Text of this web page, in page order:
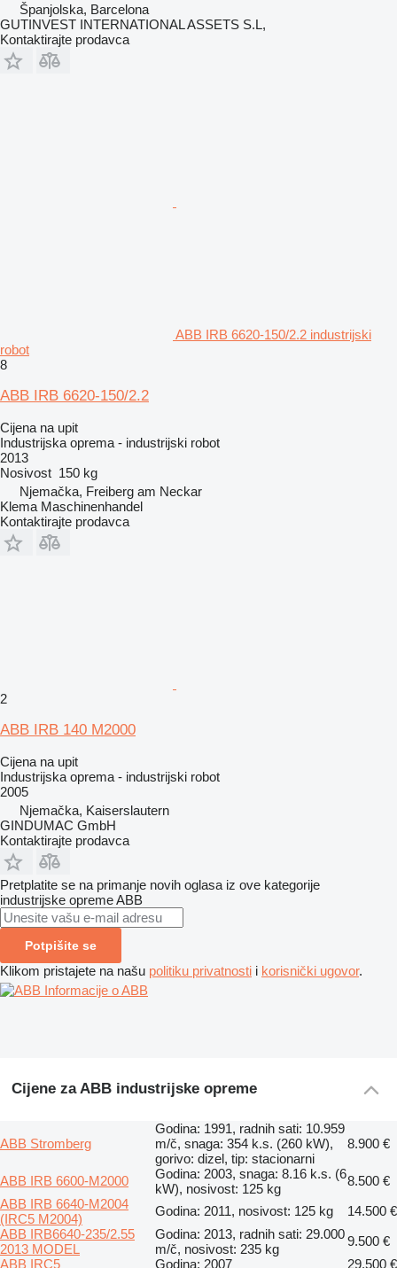
Španjolska, Barcelona
GUTINVEST INTERNATIONAL ASSETS S.L,
Kontaktirajte prodavca
ABB IRB 6620-150/2.2 industrijski
robot
8
ABB IRB 6620-150/2.2
Cijena na upit
Industrijska oprema - industrijski robot
2013
Nosivost 150 kg
Njemačka, Freiberg am Neckar
Klema Maschinenhandel
Kontaktirajte prodavca
2
ABB IRB 140 M2000
Cijena na upit
Industrijska oprema - industrijski robot
2005
Njemačka, Kaiserslautern
GINDUMAC GmbH
Kontaktirajte prodavca
Pretplatite se na primanje novih oglasa iz ove kategorije
industrijske opremeABB
Potpišite se
Klikom pristajete na našu politiku privatnosti i korisnički ugovor.
Informacije o ABB
Cijene za ABB industrijske opreme
ABB Stromberg
Godina: 1991, radnih sati: 10.959
m/č, snaga: 354 k.s. (260 kW),
gorivo: dizel, tip: stacionarni
8.900 €
ABB IRB 6600-M2000
Godina: 2003, snaga: 8.16 k.s. (6
kW), nosivost: 125 kg
8.500 €
ABB IRB 6640-M2004
(IRC5 M2004)
Godina: 2011, nosivost: 125 kg
14.500 €
ABB IRB6640-235/2.55
2013 MODEL
Godina: 2013, radnih sati: 29.000
m/č, nosivost: 235 kg
9.500 €
ABB IRC5
Godina: 2007 29.500 €